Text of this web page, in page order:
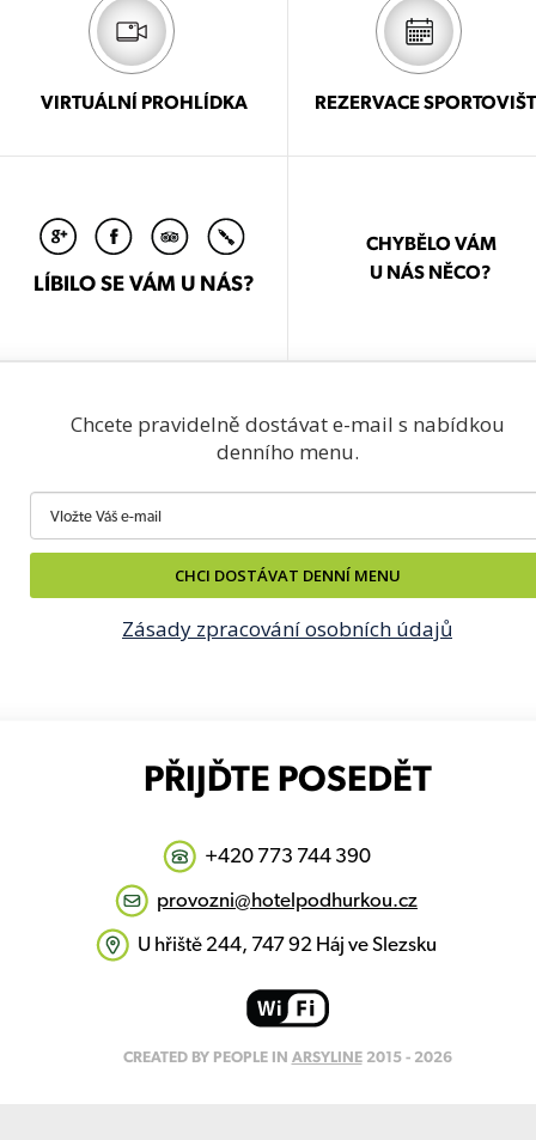
VIRTUÁLNÍ PROHLÍDKA REZERVACE
LÍBILO SE VÁM U NÁS?
CHYBĚLO VÁM
U NÁS NĚCO?
Chcete pravidelně dostávat e-mail s nabídkou
denního menu.
CHCI DOSTÁVAT DENNÍ MENU
Zásady zpracování osobních údajů
PŘIJĎTE POSEDĚT
+420 773 744 390
provozni@hotelpodhurkou.cz
U hřiště 244, 747 92 Háj ve Slezsku
CREATED BY PEOPLE IN ARSYLINE2015 - 2026